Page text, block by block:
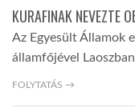
KURAFINAK NEVEZTE
Az Egyesült Államok
államfőjével
FOLYTATÁS →